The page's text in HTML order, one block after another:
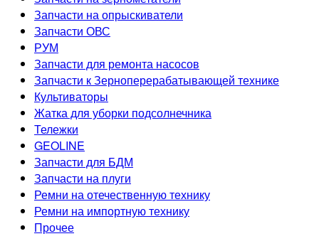
Запчасти на опрыскиватели
Запчасти ОВС
РУМ
Запчасти для ремонта насосов
Запчасти к Зерноперерабатывающей технике
Культиваторы
Жатка для уборки подсолнечника
Тележки
GEOLINE
Запчасти для БДМ
Запчасти на плуги
Ремни на отечественную технику
Ремни на импортную технику
Прочее